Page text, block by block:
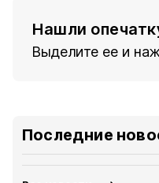
Нашли
Выделите ее и
Последние